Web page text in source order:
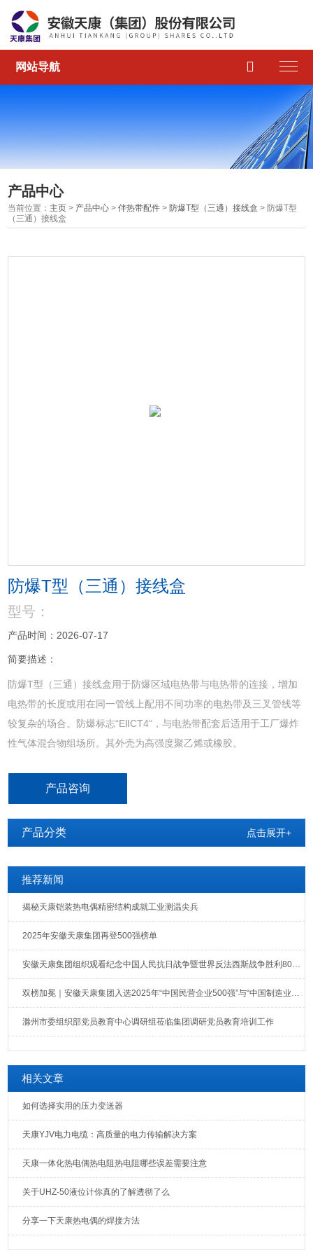
网站导航 
产品中心
当前位置： 主页 > 产品中心 >伴热带配件 > 防爆T型（三通）接线盒 > 防爆T型
（三通）接线盒
防爆T型（三通）接线盒
型号：
产品时间：2026-07-17
简要描述：
防爆T型（三通）接线盒用于防爆区域电热带与电热带的连接，增加
电热带的长度或用在同一管线上配用不同功率的电热带及三叉管线等
较复杂的场合。防爆标志“EⅡCT4“，与电热带配套后适用于工厂爆炸
性气体混合物组场所。其外壳为高强度聚乙烯或橡胶。
产品咨询
产品分类 点击展开+
推荐新闻
揭秘天康铠装热电偶精密结构成就工业测温尖兵
2025年安徽天康集团再登500强榜单
安徽天康集团组织观看纪念中国人民抗日战争暨世界反法西斯战争胜利80周年大会直播
双榜加冕｜安徽天康集团入选2025年“中国民营企业500强”与“中国制造业民营企业500强”榜单
滁州市委组织部党员教育中心调研组莅临集团调研党员教育培训工作
相关文章
如何选择实用的压力变送器
天康YJV电力电缆：高质量的电力传输解决方案
天康一体化热电偶热电阻热电阻哪些误差需要注意
关于UHZ-50液位计你真的了解透彻了么
分享一下天康热电偶的焊接方法